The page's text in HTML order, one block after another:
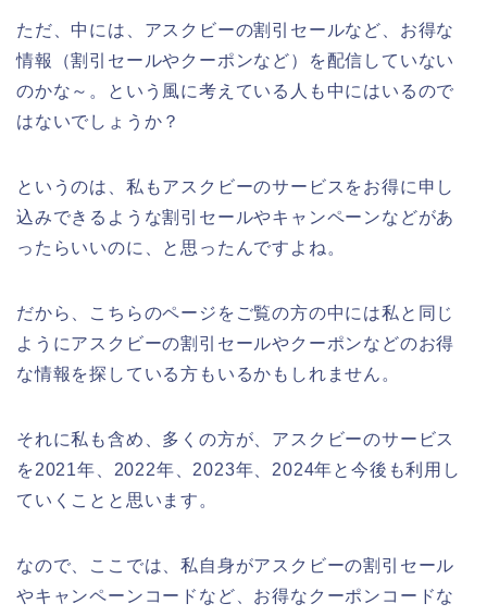
ただ、中には、アスクビーの割引セールなど、お得な
情報（割引セールやクーポンなど）を配信していない
のかな～。という風に考えている人も中にはいるので
はないでしょうか？
というのは、私もアスクビーのサービスをお得に申し
込みできるような割引セールやキャンペーンなどがあ
ったらいいのに、と思ったんですよね。
だから、こちらのページをご覧の方の中には私と同じ
ようにアスクビーの割引セールやクーポンなどのお得
な情報を探している方もいるかもしれません。
それに私も含め、多くの方が、アスクビーのサービス
を2021年、2022年、2023年、2024年と今後も利用し
ていくことと思います。
なので、ここでは、私自身がアスクビーの割引セール
やキャンペーンコードなど、お得なクーポンコードな